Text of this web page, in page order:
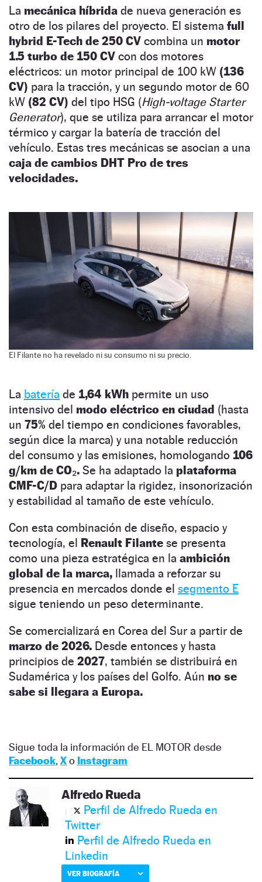
La mecánica híbrida de nueva generación es
otro de los pilares del proyecto. El sistema full
hybrid E-Tech de 250 CV combina un motor
1.5 turbo de 150 CV con dos motores
eléctricos: un motor principal de 100 kW (136
CV) para la tracción, y un segundo motor de 60
kW (82 CV) del tipo HSG (High-voltage Starter
Generator), que se utiliza para arrancar el motor
térmico y cargar la batería de tracción del
vehículo. Estas tres mecánicas se asocian a una
caja de cambios DHT Pro de tres
velocidades.
El Filante no ha revelado ni su consumo ni su precio.
La batería de 1,64 kWh permite un uso
intensivo del modo eléctrico en ciudad (hasta
un 75% del tiempo en condiciones favorables,
según dice la marca) y una notable reducción
del consumo y las emisiones, homologando 106
g/km de CO₂. Se ha adaptado la plataforma
CMF-C/D para adaptar la rigidez, insonorización
y estabilidad al tamaño de este vehículo.
Con esta combinación de diseño, espacio y
tecnología, el Renault Filante se presenta
como una pieza estratégica en la ambición
global de la marca, llamada a reforzar su
presencia en mercados donde el segmento E
sigue teniendo un peso determinante.
Se comercializará en Corea del Sur a partir de
marzo de 2026. Desde entonces y hasta
principios de 2027, también se distribuirá en
Sudamérica y los países del Golfo. Aún no se
sabe si llegara a Europa.
Sigue toda la información de EL MOTOR desde
Facebook, Xo Instagram
Alfredo Rueda
Perfil de Alfredo Rueda en
Twitter
Perfil de Alfredo Rueda en
Linkedin
VER BIOGRAFÍA